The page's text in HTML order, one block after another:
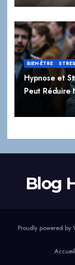
BIEN-ÊTRE
Hypnose et
Peut Réduire
Blog
Proudly powered by
Accueil